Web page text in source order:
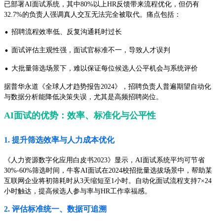
已部署AI面试系统，其中80%以上HR反馈带来流程优化，但仍有
32.7%的负责人强调真人交互无法完全被取代。痛点包括：
· 招聘流程效率低、反复沟通耗时过长
· 面试评估主观性强，面试官标准不一，导致人才误判
· 大批量筛选场景下，难以保证每位候选人公平机会与系统评价
据普华永道《全球人才趋势报告2024》，招聘负责人普遍期望自动化
与数据分析能降低决策失误，尤其是高频招聘岗位。
AI面试的优势：效率、标准化与公平性
1. 提升筛选效率与人力成本优化
《人力资源数字化应用白皮书2023》显示，AI面试系统平均可节省
30%-60%筛选时间，牛客AI面试在2024校招批量选拔场景中，帮助某
互联网企业将初筛耗时从3天缩短至1小时。自动化面试流程支持7×24
小时触达，提高候选人参与率与HR工作幸福感。
2. 评估标准统一、数据可追溯